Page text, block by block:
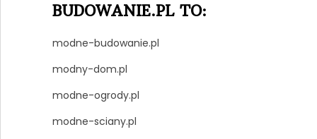
BUDOWANIE.PL TO:
modne-budowanie.pl
modny-dom.pl
modne-ogrody.pl
modne-sciany.pl